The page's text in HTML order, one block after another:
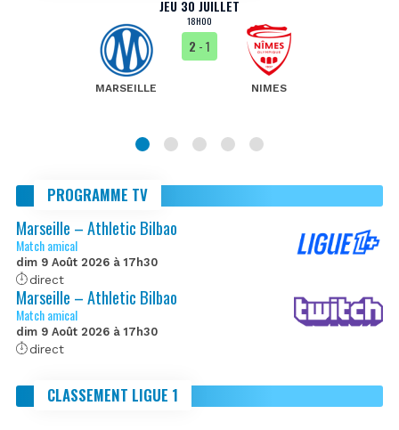
JEU 30 JUILLET
18H00
MARSEILLE
2 - 1
NIMES
PROGRAMME TV
Marseille – Athletic Bilbao
Match amical
dim 9 Août 2026 à 17h30
direct
Marseille – Athletic Bilbao
Match amical
dim 9 Août 2026 à 17h30
direct
CLASSEMENT LIGUE 1